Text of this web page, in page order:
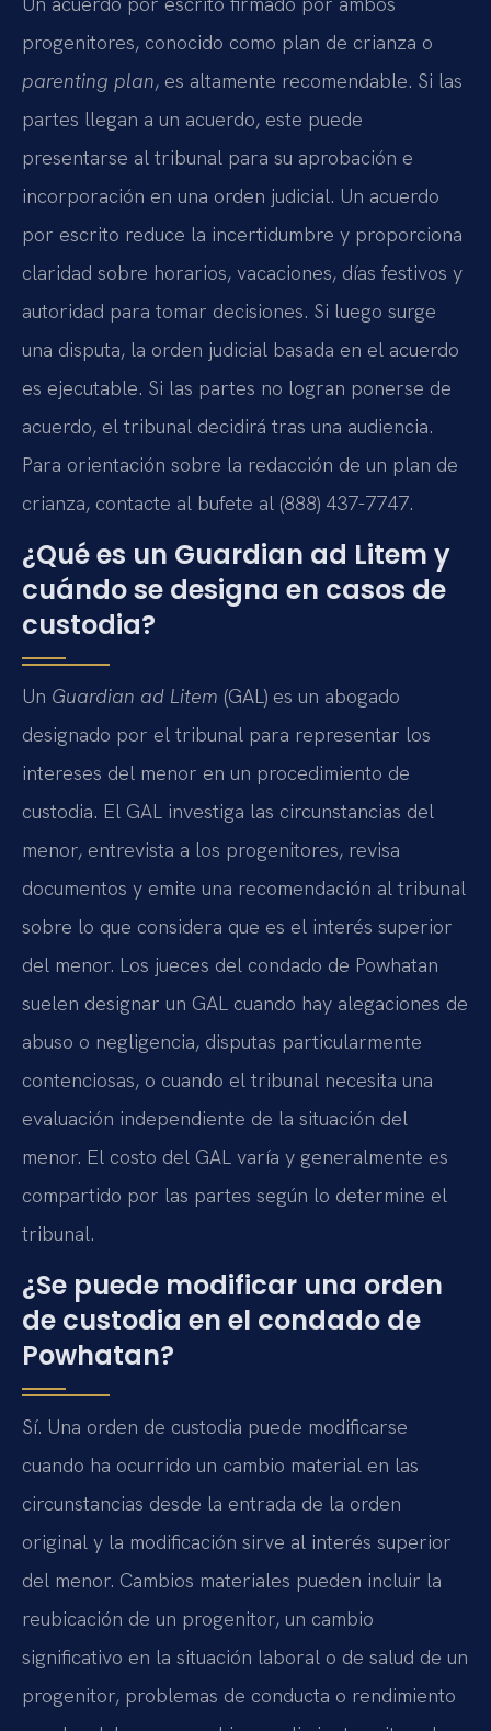
progenitores, conocido como plan de crianza o
parenting plan, es altamente recomendable. Si las
partes llegan a un acuerdo, este puede
presentarse al tribunal para su aprobación e
incorporación en una orden judicial. Un acuerdo
por escrito reduce la incertidumbre y proporciona
claridad sobre horarios, vacaciones, días festivos y
autoridad para tomar decisiones. Si luego surge
una disputa, la orden judicial basada en el acuerdo
es ejecutable. Si las partes no logran ponerse de
acuerdo, el tribunal decidirá tras una audiencia.
Para orientación sobre la redacción de un plan de
crianza, contacte al bufete al (888) 437-7747.
¿Qué es un Guardian ad Litem y
cuándo se designa en casos de
custodia?
Un Guardian ad Litem (GAL) es un abogado
designado por el tribunal para representar los
intereses del menor en un procedimiento de
custodia. El GAL investiga las circunstancias del
menor, entrevista a los progenitores, revisa
documentos y emite una recomendación al tribunal
sobre lo que considera que es el interés superior
del menor. Los jueces del condado de Powhatan
suelen designar un GAL cuando hay alegaciones de
abuso o negligencia, disputas particularmente
contenciosas, o cuando el tribunal necesita una
evaluación independiente de la situación del
menor. El costo del GAL varía y generalmente es
compartido por las partes según lo determine el
tribunal.
¿Se puede modificar una orden
de custodia en el condado de
Powhatan?
Sí. Una orden de custodia puede modificarse
cuando ha ocurrido un cambio material en las
circunstancias desde la entrada de la orden
original y la modificación sirve al interés superior
del menor. Cambios materiales pueden incluir la
reubicación de un progenitor, un cambio
significativo en la situación laboral o de salud de un
progenitor, problemas de conducta o rendimiento